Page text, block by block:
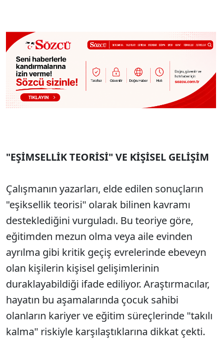
"EŞİMSELLİK TEORİSİ" VE KİŞİSEL GELİŞİM
Çalışmanın yazarları, elde edilen sonuçların
"eşiksellik teorisi" olarak bilinen kavramı
desteklediğini vurguladı. Bu teoriye göre,
eğitimden mezun olma veya aile evinden
ayrılma gibi kritik geçiş evrelerinde ebeveyn
olan kişilerin kişisel gelişimlerinin
duraklayabildiği ifade ediliyor. Araştırmacılar,
hayatın bu aşamalarında çocuk sahibi
olanların kariyer ve eğitim süreçlerinde "takılı
kalma" riskiyle karşılaştıklarına dikkat çekti.